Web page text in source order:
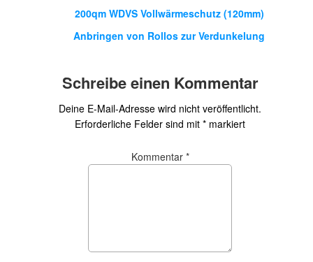
200qm WDVS Vollwärmeschutz (120mm)
Anbringen von Rollos zur Verdunkelung
Schreibe einen Kommentar
Deine E-Mail-Adresse wird nicht veröffentlicht.
Erforderliche Felder sind mit * markiert
Kommentar *